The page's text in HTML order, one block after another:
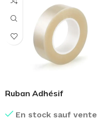
Ruban Adhésif
En stock sauf vente